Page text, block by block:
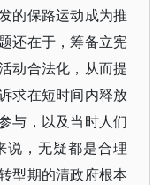
的保路运动成为推
还在于，筹备立宪
动合法化，从而提
求在短时间内释放
与，以及当时人们
说，无疑都是合理
型期的清政府根本